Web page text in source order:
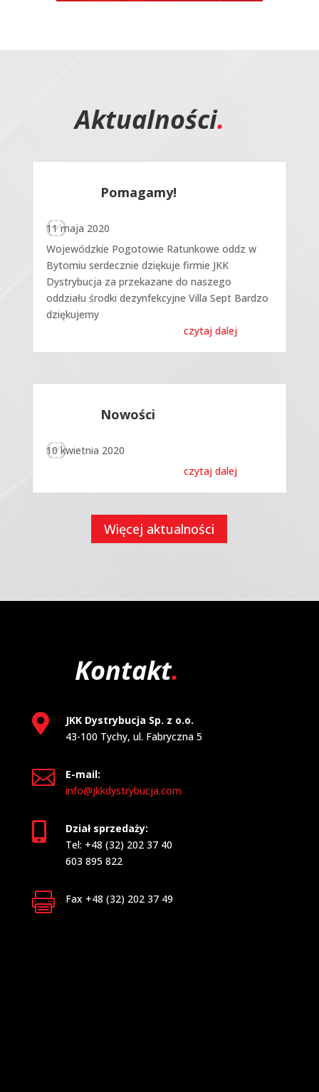
Aktualności.
Pomagamy!
11 maja 2020
Wojewódzkie Pogotowie Ratunkowe oddz w
Bytomiu serdecznie dziękuje firmie JKK
Dystrybucja za przekazane do naszego
oddziału środki dezynfekcyjne Villa Sept Bardzo
dziękujemy
czytaj dalej
Nowości
10 kwietnia 2020
czytaj dalej
Więcej aktualności
Kontakt.

JKK Dystrybucja Sp. z o.o.
43-100 Tychy, ul. Fabryczna 5

E-mail:
info@jkkdystrybucja.com

Dział sprzedaży:
Tel: +48 (32) 202 37 40
603 895 822
 Fax +48 (32) 202 37 49